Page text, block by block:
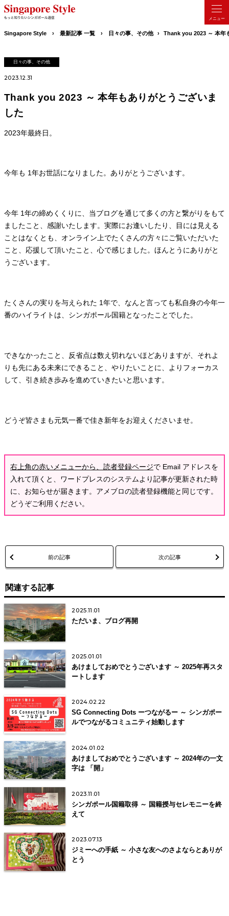
Singapore Style 最新記事 一覧 日々の事、その他 Thank you 2023 ～ 本年
日々の事、その他
2023.12.31
Thank you 2023 ～ 本年もありがとうございま
した
2023年最終日。
今年も 1年お世話になりました。ありがとうございます。
今年 1年の締めくくりに、当ブログを通じて多くの方と繋がりをもて
ましたこと、感謝いたします。実際にお逢いしたり、目には見える
ことはなくとも、オンライン上でたくさんの方々にご覧いただいた
こと、応援して頂いたこと、心で感じました。ほんとうにありがと
うございます。
たくさんの実りを与えられた 1年で、なんと言っても私自身の今年一
番のハイライトは、シンガポール国籍となったことでした。
できなかったこと、反省点は数え切れないほどありますが、それよ
りも先にある未来にできること、やりたいことに、よりフォーカス
して、引き続き歩みを進めていきたいと思います。
どうぞ皆さまも元気一番で佳き新年をお迎えくださいませ。
右上角の赤いメニューから、読者登録ページで Email アドレスを
入れて頂くと、ワードプレスのシステムより記事が更新された時
に、お知らせが届きます。アメブロの読者登録機能と同じです。
どうぞご利用ください。
前の記事 次の記事
関連する記事
2025.11.01
ただいま、ブログ再開
2025.01.01
あけましておめでとうございます ～ 2025年再スタ
ートします
2024.02.22
SG Connecting Dots ーつながるー ～ シンガポー
ルでつながるコミュニティ始動します
2024.01.02
あけましておめでとうございます ～ 2024年の一文
字は 「開」
2023.11.01
シンガポール国籍取得 ～ 国籍授与セレモニーを終
えて
2023.07.13
ジミーへの手紙 ～ 小さな友へのさよならとありが
とう